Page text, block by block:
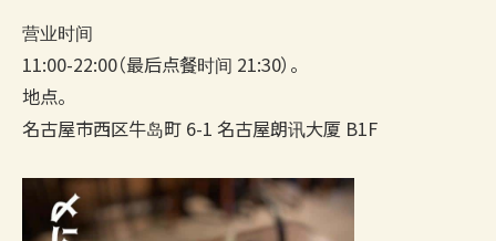
营业时间
11:00-22:00（最后点餐时间 21:30）。
地点。
名古屋市西区牛岛町 6-1 名古屋朗讯大厦 B1F